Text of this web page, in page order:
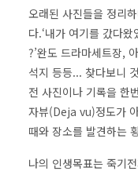
오래된 사진들을 정리
다.‘내가 여기를 갔다
?’완도 드라마세트장,
석지 등등... 찾다보니
전 사진이나 기록을 한
자뷰(Deja vu)정도가
때와 장소를 발견하는
나의 인생목표는 죽기